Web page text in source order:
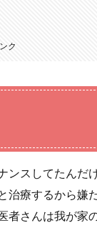
ク
ンスしてたんだ
治療するから嫌
さんは我が家